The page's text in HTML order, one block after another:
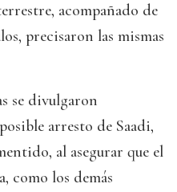
acompañado de
precisaron las mismas
se divulgaron
arresto de Saadi,
al asegurar que el
como los demás